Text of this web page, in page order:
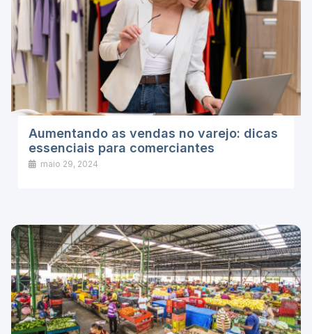
Aumentando as vendas no varejo: dicas
essenciais para comerciantes
maio 29, 2024